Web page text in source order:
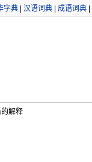
字典| 汉语词典| 成语词典|
解释